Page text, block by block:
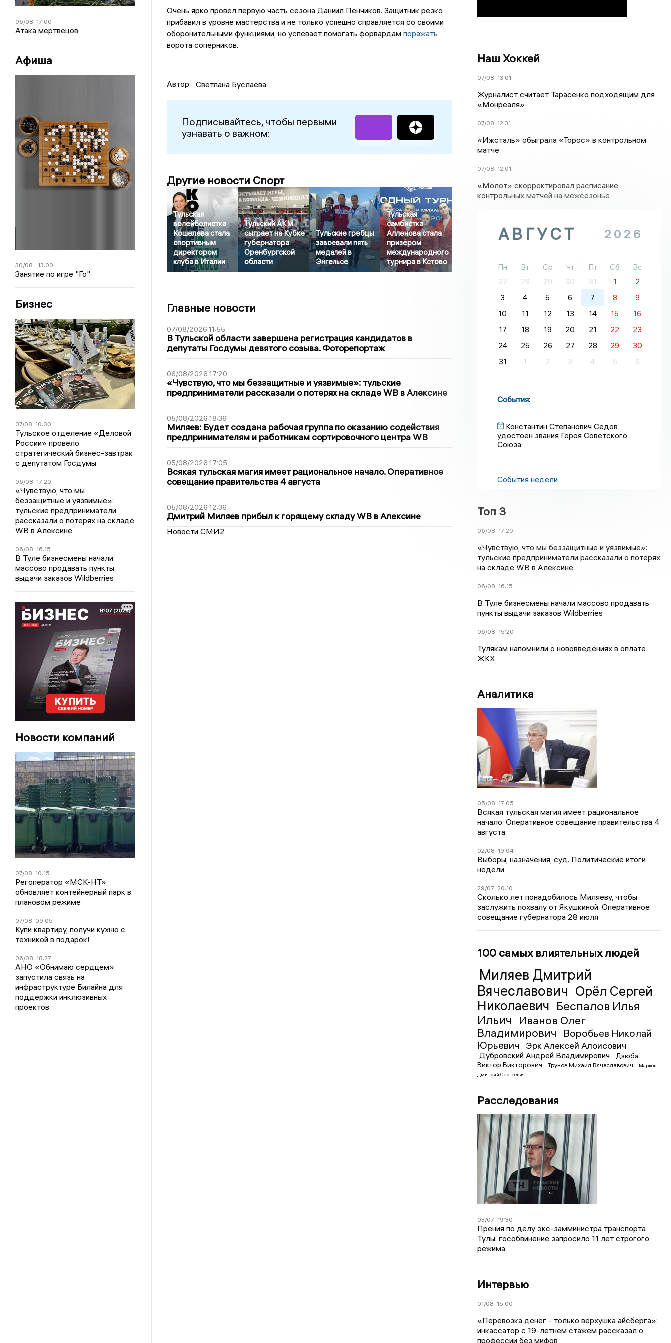
06/08 17:00
Атака мертвецов
Афиша
30/08 13:00
Занятие по игре "Го"
Бизнес
07/08 10:00
Тульское отделение «Деловой
России» провело
стратегический бизнес-завтрак
с депутатом Госдумы
06/08 17:20
«Чувствую, что мы
беззащитные и уязвимые»:
тульские предприниматели
рассказали о потерях на складе
WB в Алексине
06/08 16:15
В Туле бизнесмены начали
массово продавать пункты
выдачи заказов Wildberries
Новости компаний
07/08 10:15
Регоператор «МСК-НТ»
обновляет контейнерный парк в
плановом режиме
07/08 09:05
Купи квартиру, получи кухню с
техникой в подарок!
06/08 18:27
АНО «Обнимаю сердцем»
запустила связь на
инфраструктуре Билайна для
поддержки инклюзивных
проектов
Очень ярко провел первую часть сезона Даниил Пенчиков. Защитник резко
прибавил в уровне мастерства и не только успешно справляется со своими
оборонительными функциями, но успевает помогать форвардам поражать
ворота соперников.
Автор: Светлана Буслаева
Подписывайтесь, чтобы первыми
узнавать о важном:
Другие новости Спорт
Тульская
волейболистка
Кошелева стала
спортивным
директором
клуба в Италии
Тульский АКМ
сыграет на Кубке
губернатора
Оренбургской
области
Тульские гребцы
завоевали пять
медалей в
Энгельсе
Тульская
самбистка
Алленова стала
призёром
международного
турнира в Кстово
Главные новости
07/08/2026 11:55
В Тульской области завершена регистрация кандидатов в
депутаты Госдумы девятого созыва. Фоторепортаж
06/08/2026 17:20
«Чувствую, что мы беззащитные и уязвимые»: тульские
предприниматели рассказали о потерях на складе WB в Алексине
05/08/2026 18:36
Миляев: Будет создана рабочая группа по оказанию содействия
предпринимателям и работникам сортировочного центра WB
05/08/2026 17:05
Всякая тульская магия имеет рациональное начало. Оперативное
совещание правительства 4 августа
05/08/2026 12:36
Дмитрий Миляев прибыл к горящему складу WB в Алексине
Новости СМИ2
Наш Хоккей
07/08 13:01
Журналист считает Тарасенко подходящим для
«Монреаля»
07/08 12:31
«Ижсталь» обыграла «Торос» в контрольном
матче
07/08 12:01
«Молот» скорректировал расписание
контрольных матчей на межсезонье
АВГУСТ 2026
Пн Вт Ср Чт Пт Сб
Вс
27
28 29 30 31 1
2
3
4 5 6 7 8
9
10
11 12 13 14 15
16
17
18 19 20 21 22
23
24
25 26 27 28 29
30
31
1 2 3 4 5 6
События:
Константин Степанович Седов
удостоен звания Героя Советского
Союза
События недели
Топ 3
06/08 17:20
«Чувствую, что мы беззащитные и уязвимые»:
тульские предприниматели рассказали о потерях
на складе WB в Алексине
06/08 16:15
В Туле бизнесмены начали массово продавать
пункты выдачи заказов Wildberries
06/08 15:20
Тулякам напомнили о нововведениях в оплате
ЖКХ
Аналитика
05/08 17:05
Всякая тульская магия имеет рациональное
начало. Оперативное совещание правительства 4
августа
02/08 19:04
Выборы, назначения, суд. Политические итоги
недели
29/07 20:10
Сколько лет понадобилось Миляеву, чтобы
заслужить похвалу от Якушкиной. Оперативное
совещание губернатора 28 июля
100 самых влиятельных людей
Миляев Дмитрий
Вячеславович Орёл Сергей
Николаевич Беспалов Илья
Ильич
Иванов Олег
Владимирович
Воробьев Николай
Юрьевич
Эрк Алексей Алоисович
Дубровский Андрей Владимирович
Дзюба
Виктор Викторович
Трунов Михаил Вячеславович
Марков
Дмитрий Сергеевич
Расследования
03/07 19:30
Прения по делу экс-замминистра транспорта
Тулы: гособвинение запросило 11 лет строгого
режима
Интервью
01/08 15:00
«Перевозка денег - только верхушка айсберга»:
инкассатор с 19-летнем стажем рассказал о
профессии без мифов